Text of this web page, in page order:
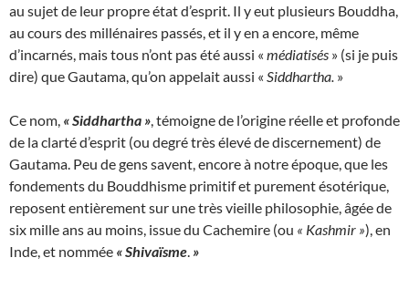
au sujet de leur propre état d’esprit. Il y eut plusieurs Bouddha,
au cours des millénaires passés, et il y en a encore, même
d’incarnés, mais tous n’ont pas été aussi « médiatisés » (si je puis
dire) que Gautama, qu’on appelait aussi « Siddhartha. »
Ce nom, « Siddhartha » , témoigne de l’origine réelle et profonde
de la clarté d’esprit (ou degré très élevé de discernement) de
Gautama. Peu de gens savent, encore à notre époque, que les
fondements du Bouddhisme primitif et purement ésotérique,
reposent entièrement sur une très vieille philosophie, âgée de
six mille ans au moins, issue du Cachemire (ou « Kashmir »), en
Inde, et nommée « Shivaïsme »